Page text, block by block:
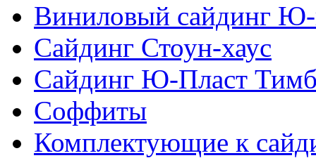
Виниловый сайдинг Ю-
Сайдинг Стоун-хаус
Сайдинг Ю-Пласт
Соффиты
Комплектующие к